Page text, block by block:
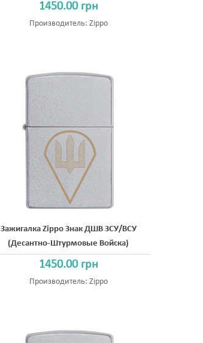
1450.00 грн
Производитель: Zippo
Зажигалка Zippo Знак ДШВ ЗСУ/ВСУ
(Десантно-Штурмовые Войска)
1450.00 грн
Производитель: Zippo